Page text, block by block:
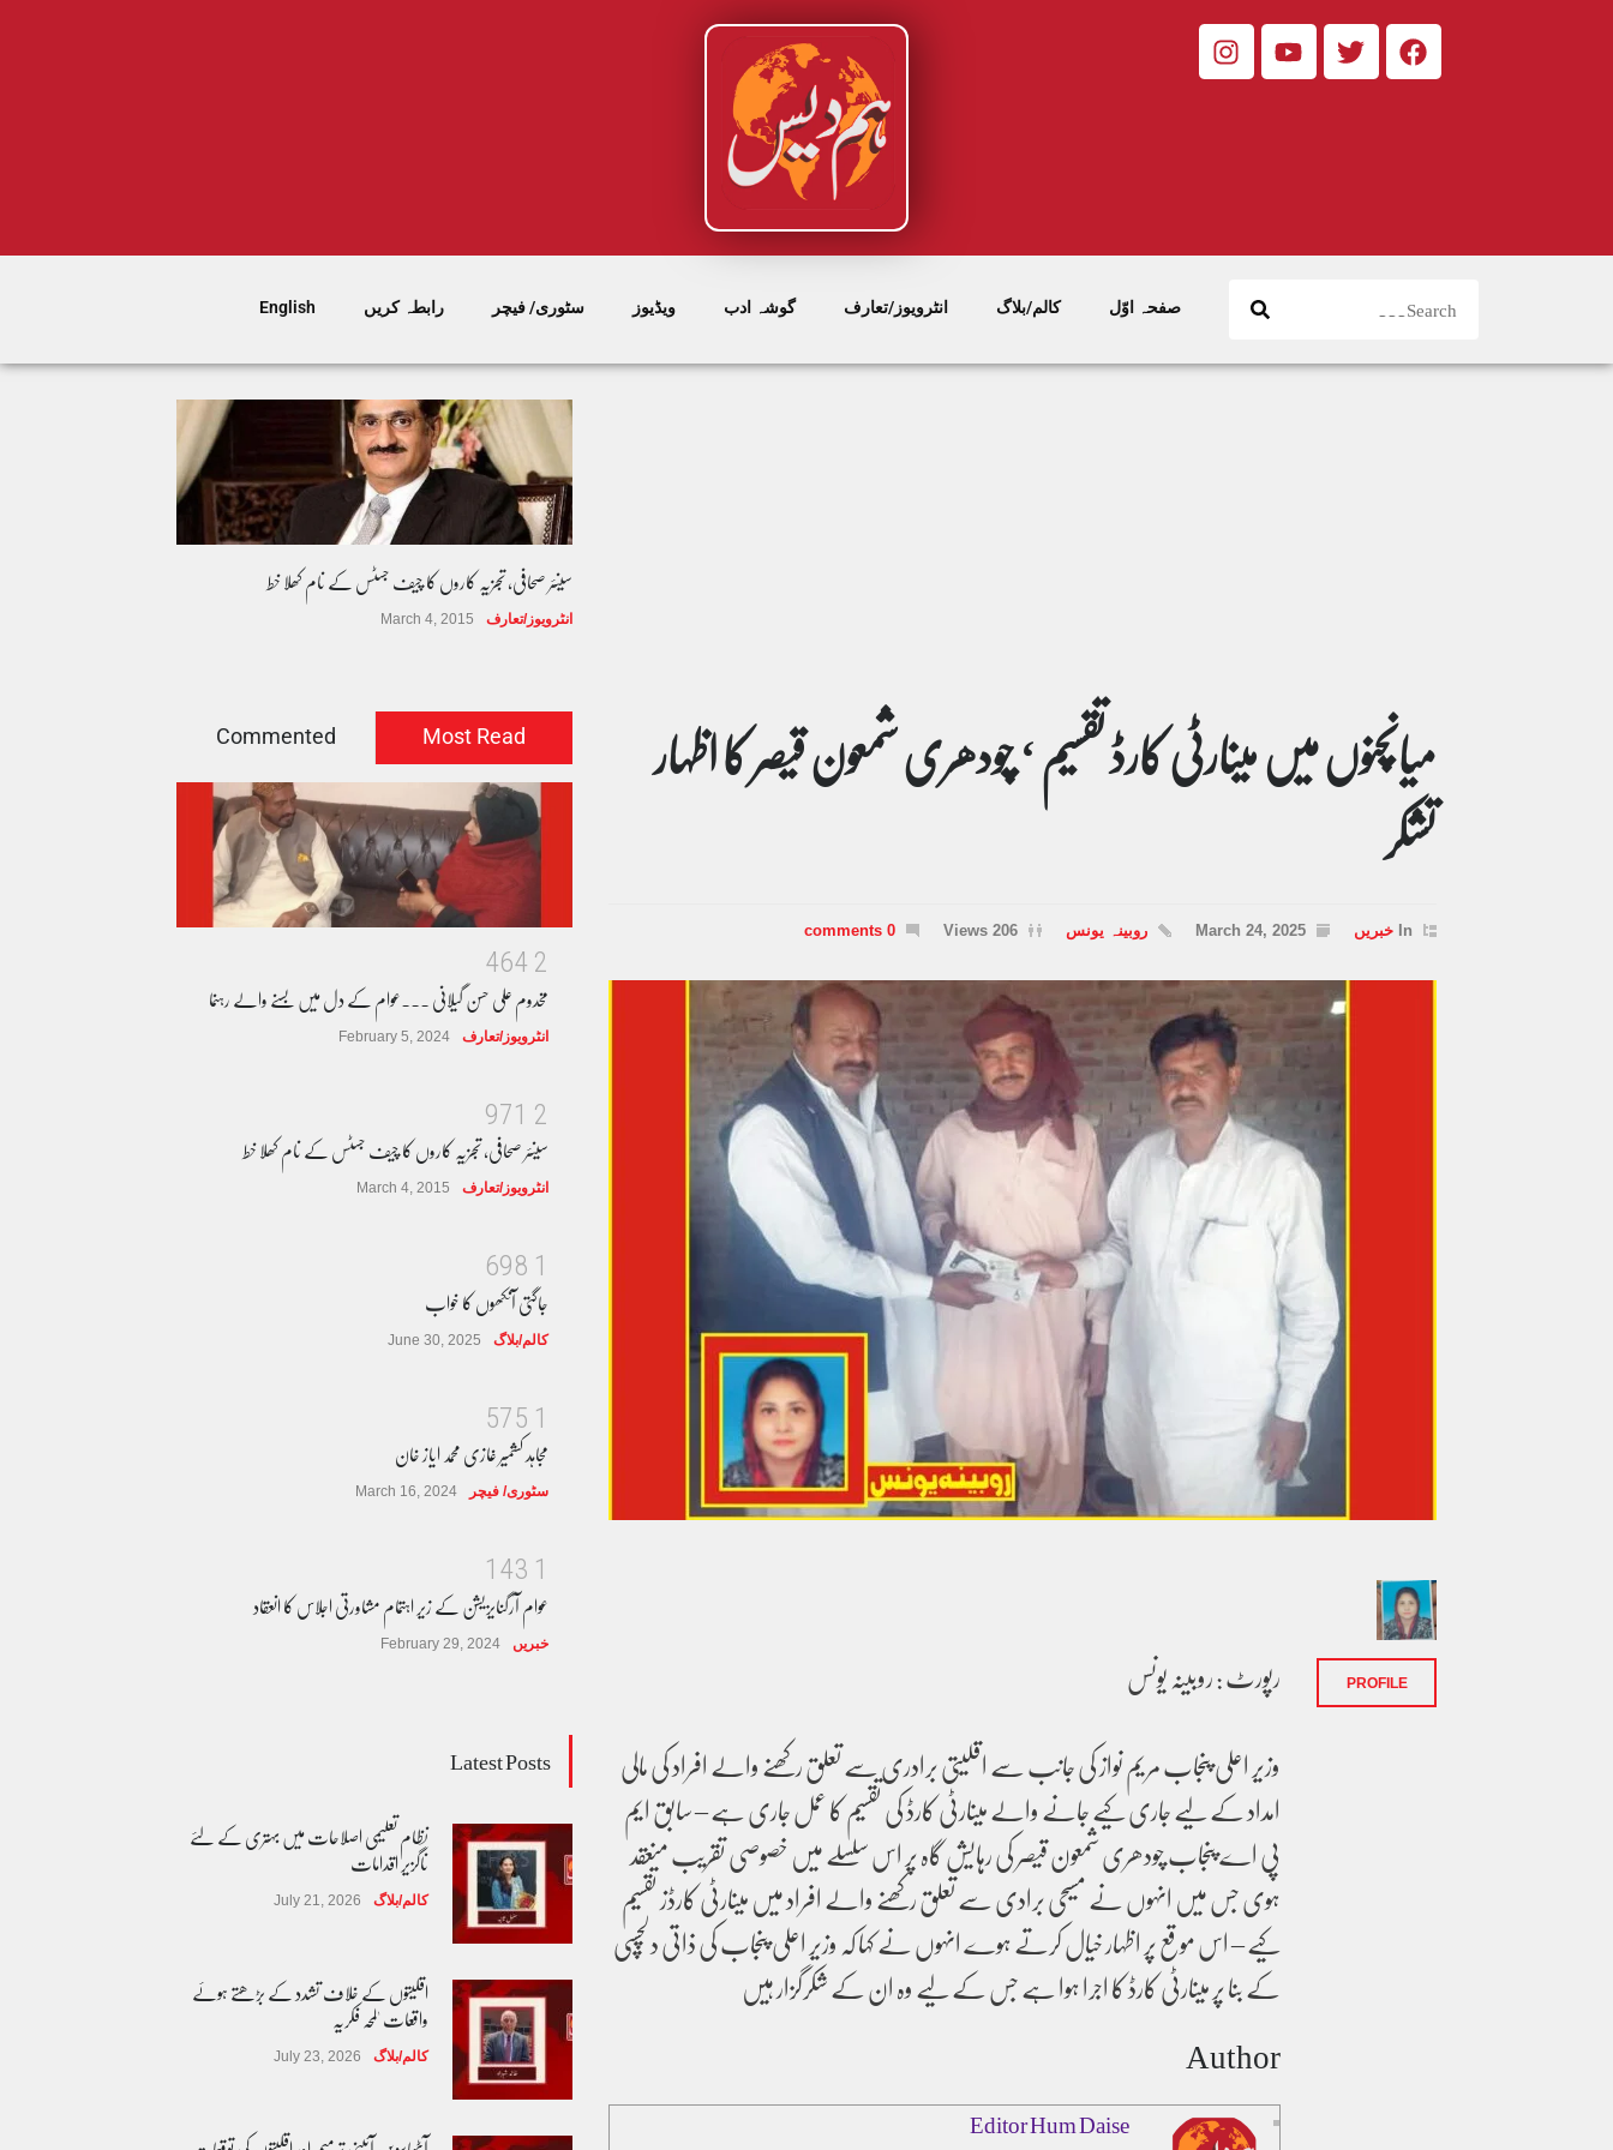
صفحہ اوّل کالم/بلاگ انٹرویوز/تعارف گوشہ ادب ویڈیوز سٹوری/ فیچر رابطہ کریں English
سینئر صحافی، تجزیہ کاروں کا چیف جسٹس کے نام کھلا خط
انٹرویوز/تعارف March 4, 2015
میانچنوں میں مینارٹی کارڈ تقسیم ‘ چودھری شمعون قیصر کا اظہار
تشکر
In خبریں March 24, 2025 روبینہ یونس 206 Views
0 comments
رپورٹ : روبینہ یونس
وزیر اعلی پنجاب مریم نواز کی جانب سے اقلیتی برادری سے تعلق رکھنے والے افراد کی مالی
امداد کے لیے جاری کیے جانے والے مینارٹی کارڈ کی تقسیم کا عمل جاری ہے – سابق ایم
پی اے پنجاب چودھری شمعون قیصر کی رہایش گاہ پر اس سلسلے میں خصوصی تقریب منعقد
ہوی جس میں انہوں نے مسیحی برادی سے تعلق رکھنے والے افراد میں مینارٹی کارڈز تقسیم
کیے – اس موقع پر اظہار خیال کرتے ہوے انہوں نے کہا کہ وزیر اعلی پنجاب کی ذاتی دلچسپی
کے بنا پر مینارٹی کارڈ کا اجرا ہوا ہے جس کے لیے وہ ان کے شکرگزار ہیں
Author
Editor Hum Daise
PROFILE
Most Read
Commented
2
4
6
4
مخدوم علی حسن گیلانی ۔۔۔عوام کے دل میں بسنے والے رہنما
انٹرویوز/تعارف February 5, 2024
2
1
7
9
سینئر صحافی، تجزیہ کاروں کا چیف جسٹس کے نام کھلا خط
انٹرویوز/تعارف March 4, 2015
1
8
9
6
جاگتی آنکھوں کا خواب
کالم/بلاگ June 30, 2025
1
5
7
5
مجاہد کشمیر غازی محمد ایاز خان
سٹوری/ فیچر March 16, 2024
1
3
4
1
عوام آرگنایزیشن کے زیر اہتمام مشاورتی اجلاس کا انعقاد
خبریں February 29, 2024
Latest Posts
نظام تعلیمی اصلاحات میں بہتری کے لئے
ناگزیر اقدامات
کالم/بلاگ July 21, 2026
اقلیتوں کے خلاف تشدد کے بڑھتے ہوئے
واقعات 'لمحہ فکریہ
کالم/بلاگ July 23, 2026